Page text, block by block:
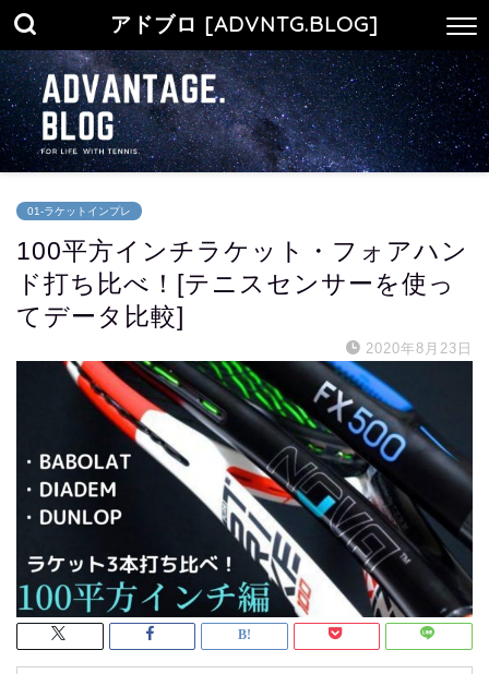
アドブロ [ADVNTG.BLOG]
01-ラケットインプレ
100平方インチラケット・フォアハン
ド打ち比べ！[テニスセンサーを使っ
てデータ比較]
2020年8月23日